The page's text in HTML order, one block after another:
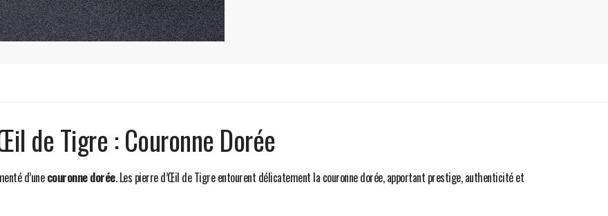
de Tigre : Couronne Dorée
d’unecouronne dorée. Les pierre d’Œil de Tigre entourent délicatement la couronne dorée, apportant prestige, authenticité et